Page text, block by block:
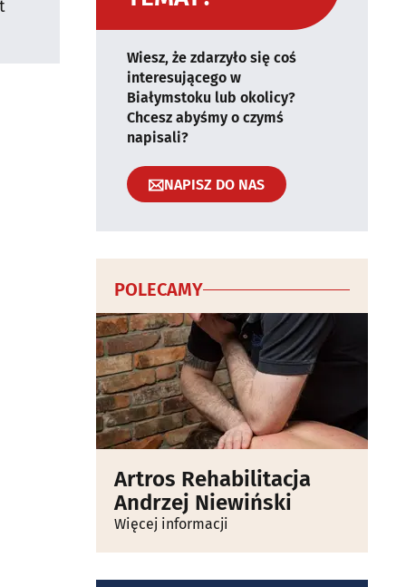
Wiesz, że zdarzyło się coś
interesującego w
Białymstoku lub okolicy?
Chcesz abyśmy o czymś
napisali?
NAPISZ DO NAS
POLECAMY
Artros Rehabilitacja
Andrzej Niewiński
Więcej informacji